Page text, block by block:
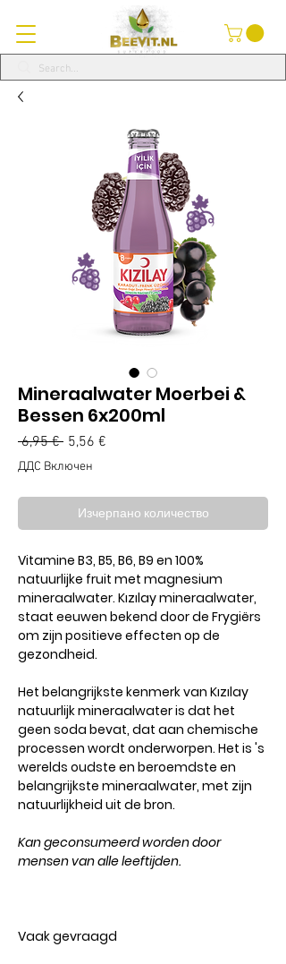
Mineraalwater Moerbei &
Bessen 6x200ml
6,95 € Редовна
цена
5,56 €
ДДС Включен
Изчерпано количество
Vitamine B3, B5, B6, B9 en 100%
natuurlijke fruit met magnesium
mineraalwater. Kızılay mineraalwater,
staat eeuwen bekend door de Frygiërs
om zijn positieve effecten op de
gezondheid.
Het belangrijkste kenmerk van Kızılay
natuurlijk mineraalwater is dat het
geen soda bevat, dat aan chemische
processen wordt onderworpen. Het is 's
werelds oudste en beroemdste en
belangrijkste mineraalwater, met zijn
natuurlijkheid uit de bron.
Kan geconsumeerd worden door
mensen van alle leeftijden.
Vaak gevraagd